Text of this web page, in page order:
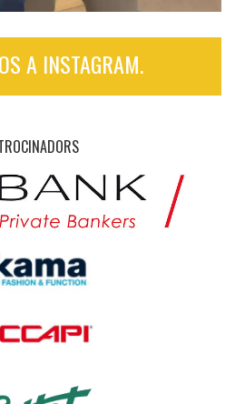
A INSTAGRAM.